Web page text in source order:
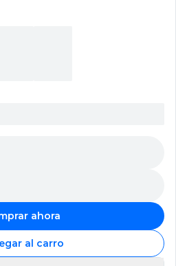
ahora
al carro